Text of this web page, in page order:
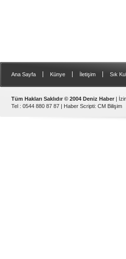
Ana Sayfa Künye İletişim Sık
Tüm Hakları Saklıdır © 2004 Deniz Haber |
Tel : 0544 880 87 87 | Haber Scripti: CM Bilişim